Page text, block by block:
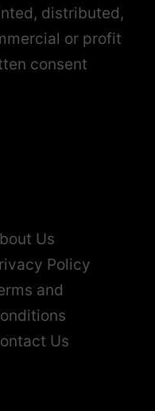
distributed,
or profit
consent
Us
Policy
and
Us